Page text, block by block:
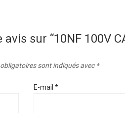
sur “10NF 100V
sont indiqués avec *
E-mail *